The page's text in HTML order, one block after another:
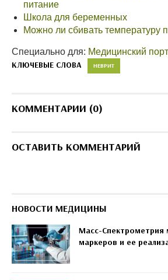
питание
Школа для беременных
Можно ли сбивать температуру
Специально для: Медицинский
КЛЮЧЕВЫЕ СЛОВА НЕВРИТ
КОММЕНТАРИИ (0)
ОСТАВИТЬ КОММЕНТАРИЙ
НОВОСТИ МЕДИЦИНЫ
Масс-Спектрометрия
маркеров и ее